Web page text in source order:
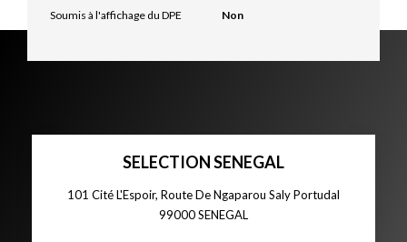
Soumis à l'affichage du DPE Non
SELECTION SENEGAL
101 Cité L'Espoir, Route De Ngaparou Saly Portudal
99000SENEGAL